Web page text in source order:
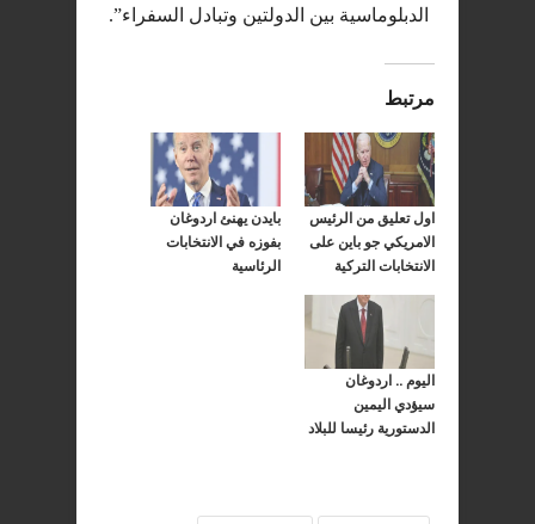
الدبلوماسية بين الدولتين وتبادل السفراء”.
مرتبط
اول تعليق من الرئيس
الامريكي جو باين على
الانتخابات التركية
بايدن يهنئ اردوغان
بفوزه في الانتخابات
الرئاسية
اليوم .. اردوغان
سيؤدي اليمين
الدستورية رئيسا للبلاد